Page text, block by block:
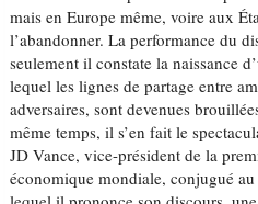
mais en Europe même, voire aux
l’abandonner. La performance du
seulement il constate la naissance
lequel les lignes de partage entre
adversaires, sont devenues
même temps, il s’en fait le
JD Vance, vice-président de la
économique mondiale, conjugué